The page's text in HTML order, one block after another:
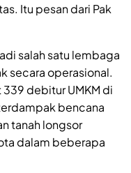
Itu pesan dari Pak
salah satu lembaga
secara operasional.
debitur UMKM di
bencana
tanah longsor
dalam beberapa